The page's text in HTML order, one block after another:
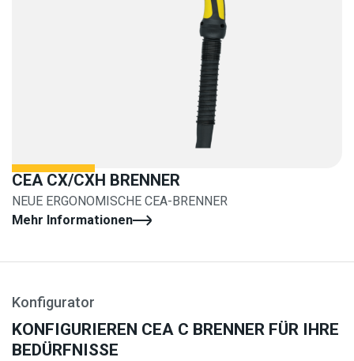
CEA CX/CXH BRENNER
NEUE ERGONOMISCHE CEA-BRENNER
Mehr Informationen
Konfigurator
KONFIGURIEREN CEA C BRENNER FÜR IHRE
BEDÜRFNISSE